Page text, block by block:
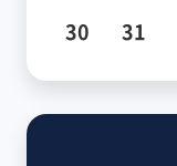
30
31